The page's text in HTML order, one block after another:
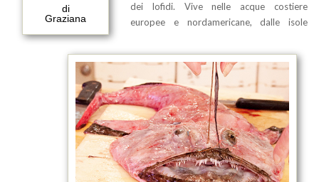
di
Graziana
dei lofidi. Vive nelle acque costiere
europee e nordamericane, dalle isole